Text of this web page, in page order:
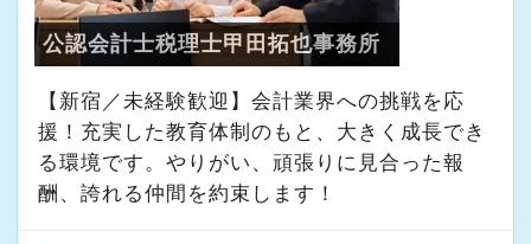
新しい扉を開けるのはとても勇気がいることで
すが、輝ける未来のために一歩を踏み出して一
緒に頑張っていきませんか？
【現役スタッフの声】
ーン制度を使い、ステップアップを実現してき
た実績が当社にはあります！
実践型インターンを通して学校では絶対に学ぶ
ことができない知識と実務を徹底的に磨くこと
ができます。
採用動画① ～突撃インタビュー スタートア
ップ税理士法人のいいところ聞いてみた～
採用動画② スタートアップの「社員に密着さ
せてもらえませんか？」
そんな姿勢をお持ちの方であれば、経験を活か
しながらさらに成長できる環境です。
一緒に学び、成長しながら、お客様のお役に立
てる仕事をしていきませんか。
★事務所の理念★
公認会計士税理士甲田拓也事務所
【新宿／未経験歓迎】会計業界への挑戦を応
援！充実した教育体制のもと、大きく成長でき
る環境です。やりがい、頑張りに見合った報
酬、誇れる仲間を約束します！